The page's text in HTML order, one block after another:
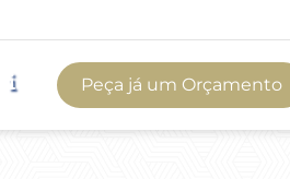
Peça já um Orçamento